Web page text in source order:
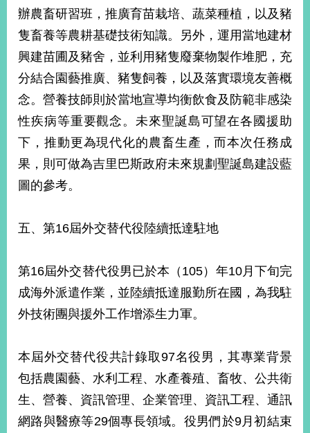
辦農畜研習班，推廣育苗栽培、蔬菜種植，以及豬
隻畜養等農耕基礎技術知識。另外，運用當地建材
興建苗圃及豬舍，並利用豬隻廢棄物製作堆肥，充
分結合園藝推廣、豬隻飼養，以及落實環境友善概
念。營養技師則於當地宣導均衡飲食及防範非感染
性疾病等重要觀念。未來聖誕島可望在各國援助
下，推動更為現代化的農畜生產，而本次任務成
果，則可做為吉里巴斯政府未來規劃聖誕島建設藍
圖的參考。
五、第16屆外交替代役陸續抵達駐地
第16屆外交替代役男已於本（105）年10月下旬完
成海外派遣作業，並陸續抵達服勤所在國，為我駐
外技術團與援外工作增添生力軍。
本屆外交替代役共計錄取97名役男，其專業背景
包括農園藝、水利工程、水產養殖、畜牧、公共衛
生、營養、資訊管理、企業管理、資訊工程、通訊
網路與醫療等29個專長領域。役男們於9月初結束